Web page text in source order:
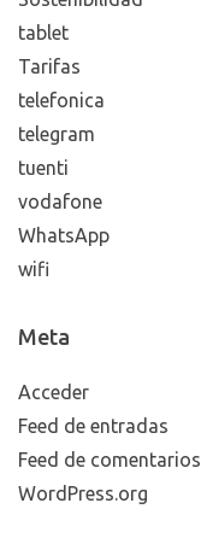
tablet
Tarifas
telefonica
telegram
tuenti
vodafone
WhatsApp
wifi
Meta
Acceder
Feed de entradas
Feed de comentarios
WordPress.org